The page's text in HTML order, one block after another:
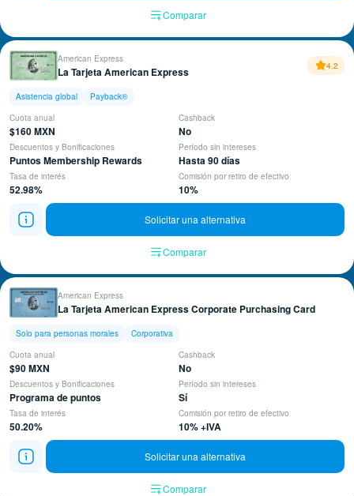
Comparar
American Express
La Tarjeta American Express 4.2
Asistencia global
Payback®
Cuota anual
$160 MXN
Cashback
No
Descuentos y Bonificaciones
Puntos Membership Rewards
Período sin intereses
Hasta 90 días
Tasa de interés
52.98%
Comisión por retiro de efectivo
10%
Solicitar una alternativa
Comparar
American Express
La Tarjeta American Express Corporate Purchasing Card
Solo para personas morales
Corporativa
Cuota anual
$90 MXN
Cashback
No
Descuentos y Bonificaciones
Programa de puntos
Período sin intereses
Sí
Tasa de interés
50.20%
Comisión por retiro de efectivo
10% +IVA
Solicitar una alternativa
Comparar